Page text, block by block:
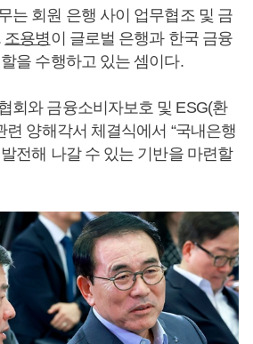
는 회원 은행 사이 업무협조 및 금
조용병이 글로벌 은행과 한국 금융
을 수행하고 있는 셈이다.
회와 금융소비자보호 및 ESG(환
련 양해각서 체결식에서 “국내은행
전해 나갈 수 있는 기반을 마련할